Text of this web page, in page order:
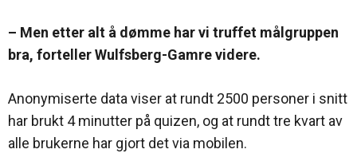
– Men etter alt å dømme har vi truffet målgruppen
bra, forteller Wulfsberg-Gamre videre.
Anonymiserte data viser at rundt 2500 personer i snitt
har brukt 4 minutter på quizen, og at rundt tre kvart av
alle brukerne har gjort det via mobilen.